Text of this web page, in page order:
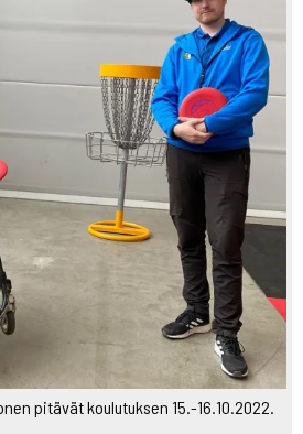
pitävät koulutuksen 15.-16.10.2022.